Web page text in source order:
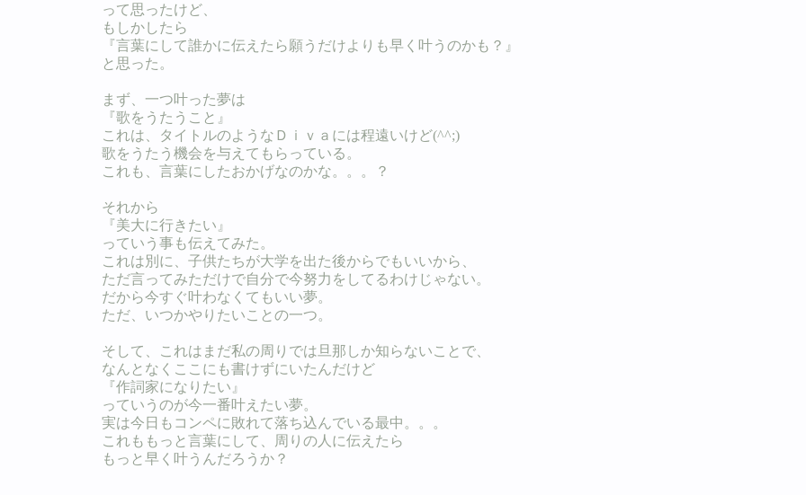
って思ったけど、
もしかしたら
『言葉にして誰かに伝えたら願うだけよりも早く叶うのかも？』
と思った。
まず、一つ叶った夢は
『歌をうたうこと』
これは、タイトルのようなＤｉｖａには程遠いけど(^^;)
歌をうたう機会を与えてもらっている。
これも、言葉にしたおかげなのかな。。。？
それから
『美大に行きたい』
っていう事も伝えてみた。
これは別に、子供たちが大学を出た後からでもいいから、
ただ言ってみただけで自分で今努力をしてるわけじゃない。
だから今すぐ叶わなくてもいい夢。
ただ、いつかやりたいことの一つ。
そして、これはまだ私の周りでは旦那しか知らないことで、
なんとなくここにも書けずにいたんだけど
『作詞家になりたい』
っていうのが今一番叶えたい夢。
実は今日もコンペに敗れて落ち込んでいる最中。。。
これももっと言葉にして、周りの人に伝えたら
もっと早く叶うんだろうか？